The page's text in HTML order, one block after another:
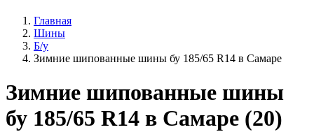
Главная
Шины
Б/у
Зимние шипованные шины бу 185/65 R14 в Самаре
Зимние шипованные шины
бу 185/65 R14 в Самаре (20)